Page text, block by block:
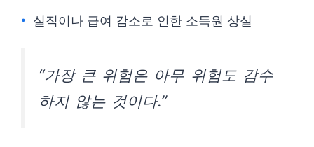
실직이나 급여 감소로 인한 소득원 상실
“가장 큰 위험은 아무 위험도 감수
하지 않는 것이다.”